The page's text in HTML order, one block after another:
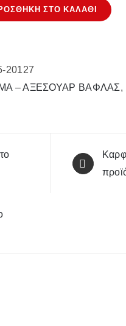
ΣΤΟ ΚΑΛΆΘΙ
20127
– ΑΞΕΣΟΥΑΡ ΒΑΦΛΑΣ,